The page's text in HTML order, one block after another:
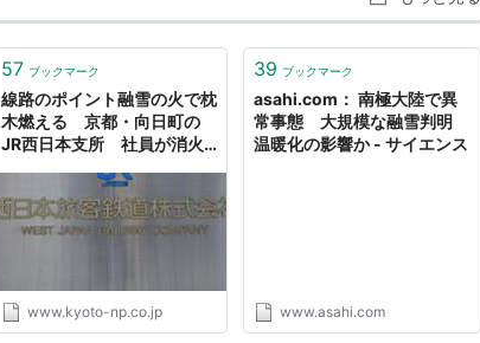
57 ブックマーク
線路のポイント融雪の火で枕
木燃える 京都・向日町の
JR西日本支所 社員が消火
www.kyoto-np.co.jp
39 ブックマーク
asahi.com： 南極大陸で異
常事態 大規模な融雪判明
温暖化の影響か - サイエンス
www.asahi.com